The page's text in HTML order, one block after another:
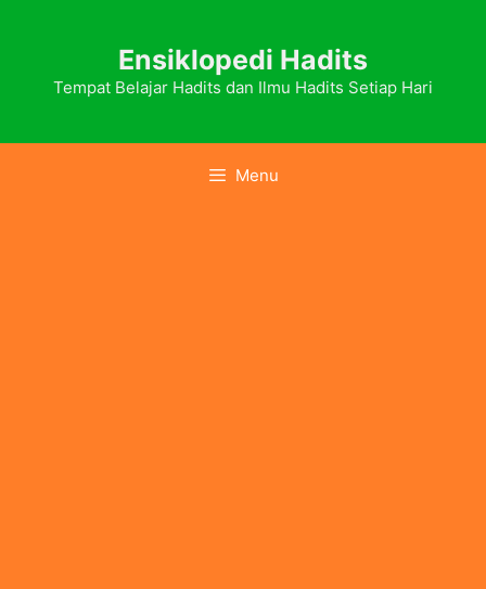
Ensiklopedi Hadits
Tempat Belajar Hadits dan Ilmu Hadits Setiap Hari
Menu